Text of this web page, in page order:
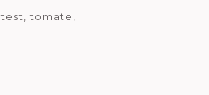
test
tomate